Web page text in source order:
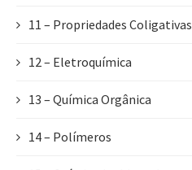
11 – Propriedades Coligativas
12 – Eletroquímica
13 – Química Orgânica
14 – Polímeros